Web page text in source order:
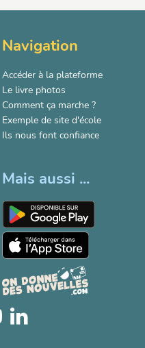
Navigation
Accéder à la plateforme
Le livre photos
Comment ça marche ?
Exemple de site d'école
Ils nous font confiance
Mais aussi ...